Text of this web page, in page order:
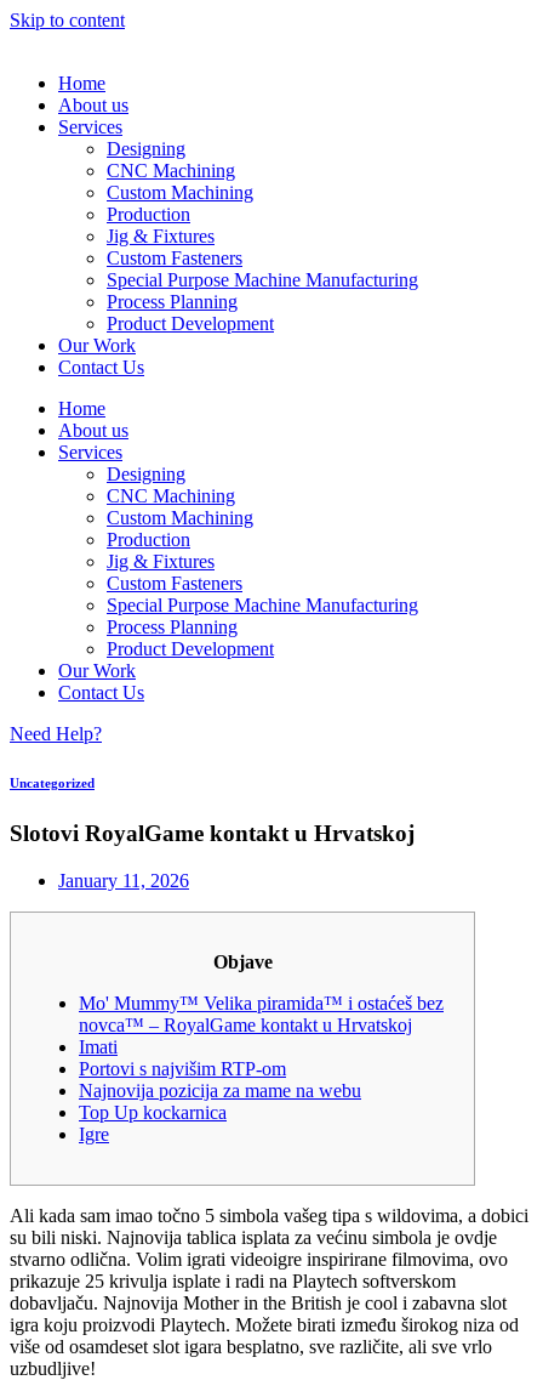
Skip to content
Home
About us
Services
Designing
CNC Machining
Custom Machining
Production
Jig & Fixtures
Custom Fasteners
Special Purpose Machine Manufacturing
Process Planning
Product Development
Our Work
Contact Us
Home
About us
Services
Designing
CNC Machining
Custom Machining
Production
Jig & Fixtures
Custom Fasteners
Special Purpose Machine Manufacturing
Process Planning
Product Development
Our Work
Contact Us
Need Help?
Uncategorized
Slotovi RoyalGame kontakt u Hrvatskoj
January 11, 2026
Objave
Mo' Mummy™ Velika piramida™ i ostaćeš bez
novca™ – RoyalGame kontakt u Hrvatskoj
Imati
Portovi s najvišim RTP-om
Najnovija pozicija za mame na webu
Top Up kockarnica
Igre
Ali kada sam imao točno 5 simbola vašeg tipa s wildovima, a dobici
su bili niski. Najnovija tablica isplata za većinu simbola je ovdje
stvarno odlična. Volim igrati videoigre inspirirane filmovima, ovo
prikazuje 25 krivulja isplate i radi na Playtech softverskom
dobavljaču. Najnovija Mother in the British je cool i zabavna slot
igra koju proizvodi Playtech. Možete birati između širokog niza od
više od osamdeset slot igara besplatno, sve različite, ali sve vrlo
uzbudljive!